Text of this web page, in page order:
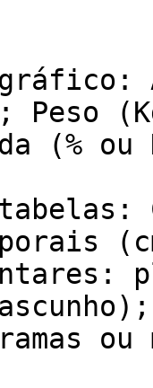
Peso
(%